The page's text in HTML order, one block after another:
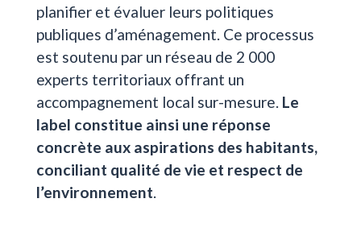
planifier et évaluer leurs politiques
publiques d’aménagement. Ce processus
est soutenu par un réseau de 2 000
experts territoriaux offrant un
accompagnement local sur-mesure. Le
label constitue ainsi une réponse
concrète aux aspirations des habitants,
conciliant qualité de vie et respect de
l’environnement.